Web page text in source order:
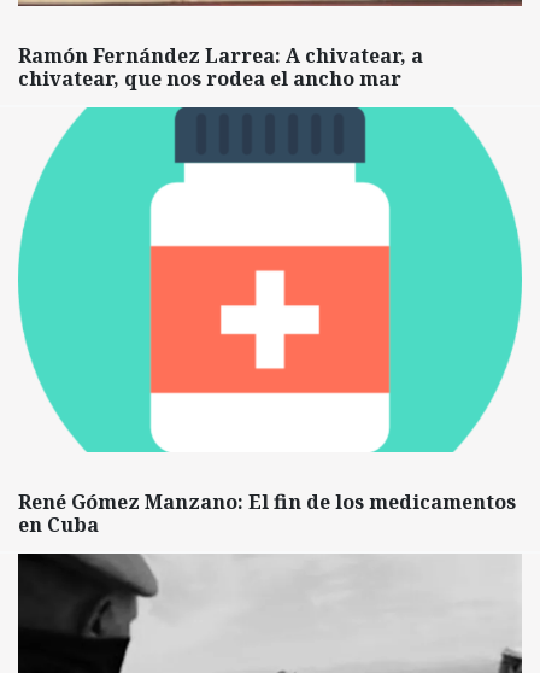
Ramón Fernández Larrea: A chivatear, a
chivatear, que nos rodea el ancho mar
René Gómez Manzano: El fin de los medicamentos
en Cuba